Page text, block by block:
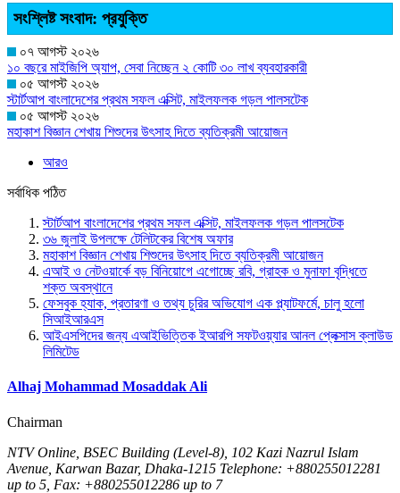
সংশ্লিষ্ট সংবাদ: প্রযুক্তি
০৭ আগস্ট ২০২৬
১০ বছরে মাইজিপি অ্যাপ, সেবা নিচ্ছেন ২ কোটি ৩০ লাখ ব্যবহারকারী
০৫ আগস্ট ২০২৬
স্টার্টআপ বাংলাদেশের প্রথম সফল এক্সিট, মাইলফলক গড়ল পালসটেক
০৫ আগস্ট ২০২৬
মহাকাশ বিজ্ঞান শেখায় শিশুদের উৎসাহ দিতে ব্যতিক্রমী আয়োজন
আরও
সর্বাধিক পঠিত
স্টার্টআপ বাংলাদেশের প্রথম সফল এক্সিট, মাইলফলক গড়ল পালসটেক
৩৬ জুলাই উপলক্ষে টেলিটকের বিশেষ অফার
মহাকাশ বিজ্ঞান শেখায় শিশুদের উৎসাহ দিতে ব্যতিক্রমী আয়োজন
এআই ও নেটওয়ার্কে বড় বিনিয়োগে এগোচ্ছে রবি, গ্রাহক ও মুনাফা বৃদ্ধিতে
শক্ত অবস্থানে
ফেসবুক হ্যাক, প্রতারণা ও তথ্য চুরির অভিযোগ এক প্ল্যাটফর্মে, চালু হলো
সিআইআরএস
আইএসপিদের জন্য এআইভিত্তিক ইআরপি সফটওয়্যার আনল প্লেক্সাস ক্লাউড
লিমিটেড
Alhaj Mohammad Mosaddak Ali
Chairman
NTV Online, BSEC Building (Level-8), 102 Kazi Nazrul Islam
Avenue, Karwan Bazar, Dhaka-1215 Telephone: +880255012281
up to 5, Fax: +880255012286 up to 7